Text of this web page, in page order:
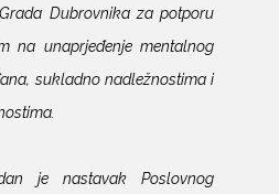
Dubrovnika za potporu
na unaprjeđenje mentalnog
sukladno nadležnostima i
je nastavak Poslovnog